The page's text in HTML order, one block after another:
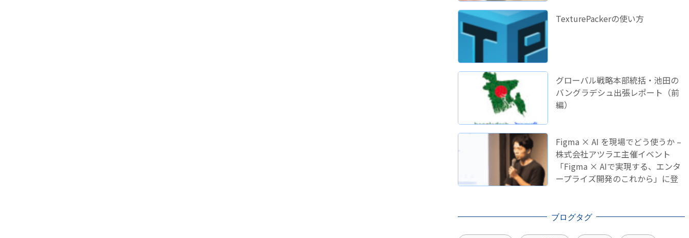
TexturePackerの使い方
グローバル戦略本部統括・池田の
バングラデシュ出張レポート（前
編）
Figma × AI を現場でどう使うか –
株式会社アツラエ主催イベント
「Figma × AIで実現する、エンタ
ープライズ開発のこれから」に登
ブログタグ